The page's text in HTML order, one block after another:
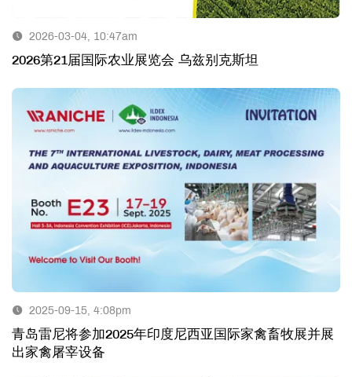
2026-03-04, 10:47am
2026第21届国际农业展览会 乌兹别克斯坦
2025-09-15, 4:08pm
青岛雷尼将参加2025年印度尼西亚国际家禽畜牧展并展
出家禽屠宰设备